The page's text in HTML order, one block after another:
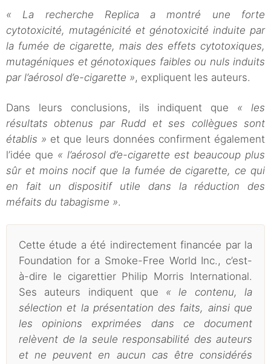
« La recherche Replica a montré une forte
cytotoxicité, mutagénicité et génotoxicité induite par
la fumée de cigarette, mais des effets cytotoxiques,
mutagéniques et génotoxiques faibles ou nuls induits
par l’aérosol d’e-cigarette », expliquent les auteurs.
Dans leurs conclusions, ils indiquent que « les
résultats obtenus par Rudd et ses collègues sont
établis » et que leurs données confirment également
l’idée que « l’aérosol d’e-cigarette est beaucoup plus
sûr et moins nocif que la fumée de cigarette, ce qui
en fait un dispositif utile dans la réduction des
méfaits du tabagisme ».
Cette étude a été indirectement financée par la
Foundation for a Smoke-Free World Inc., c’est-
à-dire le cigarettier Philip Morris International.
Ses auteurs indiquent que « le contenu, la
sélection et la présentation des faits, ainsi que
les opinions exprimées dans ce document
relèvent de la seule responsabilité des auteurs
et ne peuvent en aucun cas être considérés